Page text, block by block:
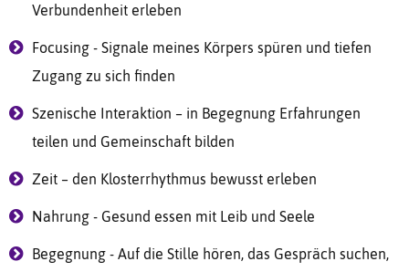
Verbundenheit erleben
Focusing - Signale meines Körpers spüren und tiefen
Zugang zu sich finden
Szenische Interaktion – in Begegnung Erfahrungen
teilen und Gemeinschaft bilden
Zeit – den Klosterrhythmus bewusst erleben
Nahrung - Gesund essen mit Leib und Seele
Begegnung - Auf die Stille hören, das Gespräch suchen,